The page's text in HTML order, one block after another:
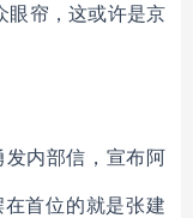
眼帘，这或许是京
发内部信，宣布阿
首位的就是张建